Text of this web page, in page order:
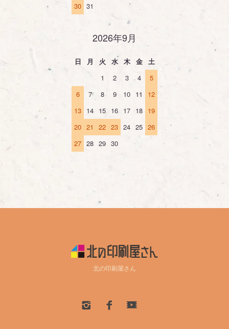
30 31
2026年9月
日 月 火 水 木 金
土
1
2 3 4
5
6
7 8 9 10 11
12
13 14 15 16 17 18 19
20 21 22 23 24 25 26
27 28 29 30
北の印刷屋さん